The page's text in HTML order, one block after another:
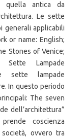
quella antica da
Le sette
generali applicabili
or name: English;
Stones of Venice;
Lampade
sette lampade
In questo periodo
The seven
dell’architettura”
coscienza
ovvero tra